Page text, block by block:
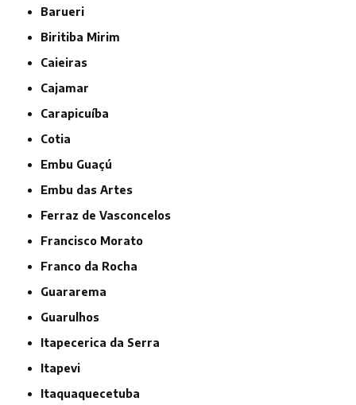
Barueri
Biritiba Mirim
Caieiras
Cajamar
Carapicuíba
Cotia
Embu Guaçú
Embu das Artes
Ferraz de Vasconcelos
Francisco Morato
Franco da Rocha
Guararema
Guarulhos
Itapecerica da Serra
Itapevi
Itaquaquecetuba